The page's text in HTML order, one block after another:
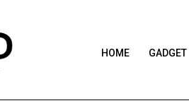
HOME GADGET